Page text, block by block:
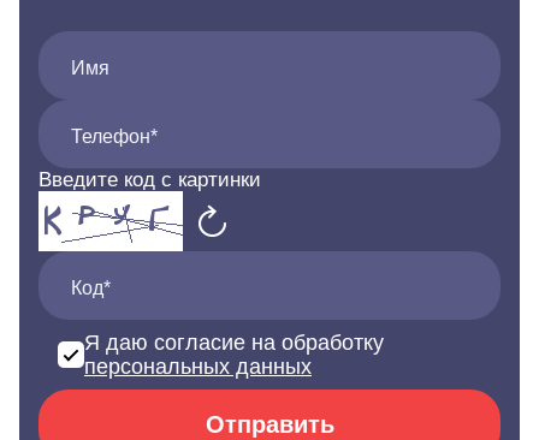
Имя
Телефон*
Введите код с картинки
Код*
Я даю согласие на обработку
персональных данных
Отправить